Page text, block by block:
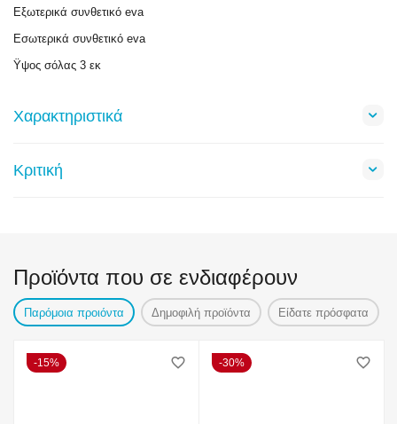
Εξωτερικά συνθετικό eva
Εσωτερικά συνθετικό eva
Ϋψος σόλας 3 εκ
Χαρακτηριστικά
Κριτική
Προϊόντα που σε ενδιαφέρουν
Παρόμοια προιόντα Δημοφιλή προϊόντα Είδατε πρόσφατα
15% 30%